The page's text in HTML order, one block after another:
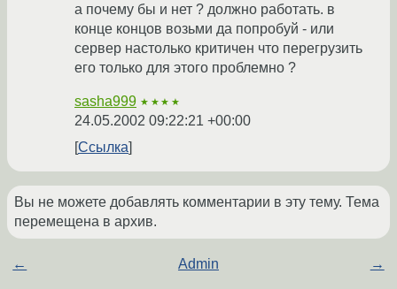
а почему бы и нет ? должно работать. в
конце концов возьми да попробуй - или
сервер настолько критичен что перегрузить
его только для этого проблемно ?
sasha999 ★★★★
24.05.2002 09:22:21 +00:00
Ссылка
Вы не можете добавлять комментарии в эту тему. Тема
перемещена в архив.
← Admin →